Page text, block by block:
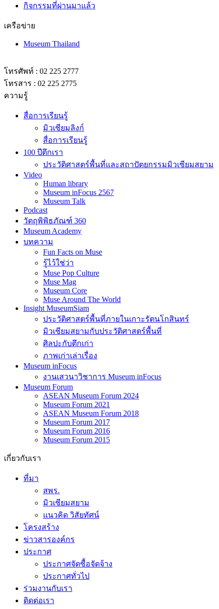
กิจกรรมที่ผ่านมาแล้ว
เครือข่าย
Museum Thailand
โทรศัพท์ : 02 225 2777
โทรสาร : 02 225 2775
ความรู้
สื่อการเรียนรู้
มิวเซียมลิงก์
สื่อการเรียนรู้
100 ปีตึกเรา
ประวัติศาสตร์พื้นที่และสถาปัตยกรรมมิวเซียมสยาม
Video
Human library
Museum inFocus 2567
Museum Talk
Podcast
วัตถุพิพิธภัณฑ์ 360
Museum Academy
บทความ
Fun Facts on Muse
รู้ไว้ใช่ว่า
Muse Pop Culture
Muse Mag
Museum Core
Muse Around The World
Insight MuseumSiam
ประวัติศาสตร์พื้นที่ภายในเกาะรัตนโกสินทร์
มิวเซียมสยามกับประวัติศาสตร์พื้นที่
ศิลปะกับตึกเก่า
ภาพเก่าเล่าเรื่อง
Museum inFocus
งานเสวนาวิชาการ Museum inFocus
Museum Forum
ASEAN Museum Forum 2024
Museum Forum 2021
ASEAN Museum Forum 2018
Museum Forum 2017
Museum Forum 2016
Museum Forum 2015
เกี่ยวกับเรา
ที่มา
สพร.
มิวเซียมสยาม
แนวคิด วิสัยทัศน์
โครงสร้าง
ข่าวสารองค์กร
ประกาศ
ประกาศจัดซื้อจัดจ้าง
ประกาศทั่วไป
ร่วมงานกับเรา
ติดต่อเรา